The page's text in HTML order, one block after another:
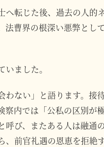
転じた後、過去の人的
曹界の根深い悪弊とし
ました。
ない」と語ります。接
内では「公私の区別が
び、またある人は融通
、前官礼遇の恩恵を拒絶